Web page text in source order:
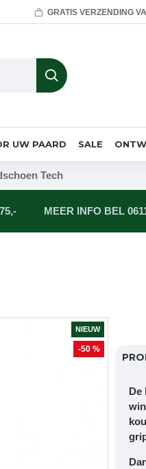
GRATIS VERZENDING
UW PAARD SALE
Tech
MEER INFO BEL
NIEUW
-50 %
De